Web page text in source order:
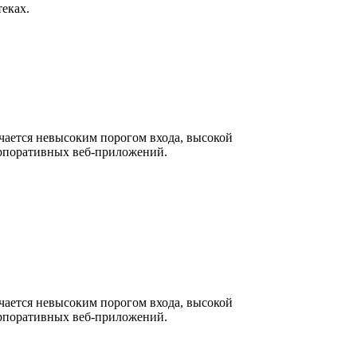
невысоким порогом входа, высокой
веб-приложений.
невысоким порогом входа, высокой
веб-приложений.